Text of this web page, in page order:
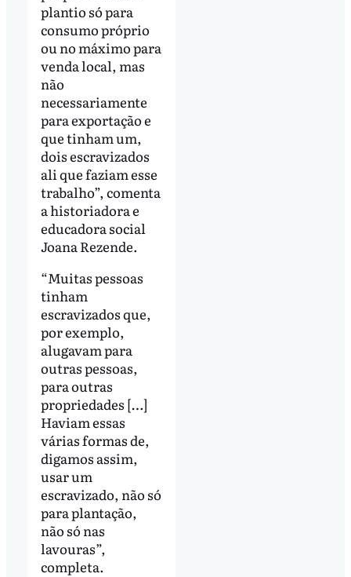
plantio só para
consumo próprio
ou no máximo para
venda local, mas
não
necessariamente
para exportação e
que tinham um,
dois escravizados
ali que faziam esse
trabalho”, comenta
a historiadora e
educadora social
Joana Rezende.
“Muitas pessoas
tinham
escravizados que,
por exemplo,
alugavam para
outras pessoas,
para outras
propriedades […]
Haviam essas
várias formas de,
digamos assim,
usar um
escravizado, não só
para plantação,
não só nas
lavouras”,
completa.